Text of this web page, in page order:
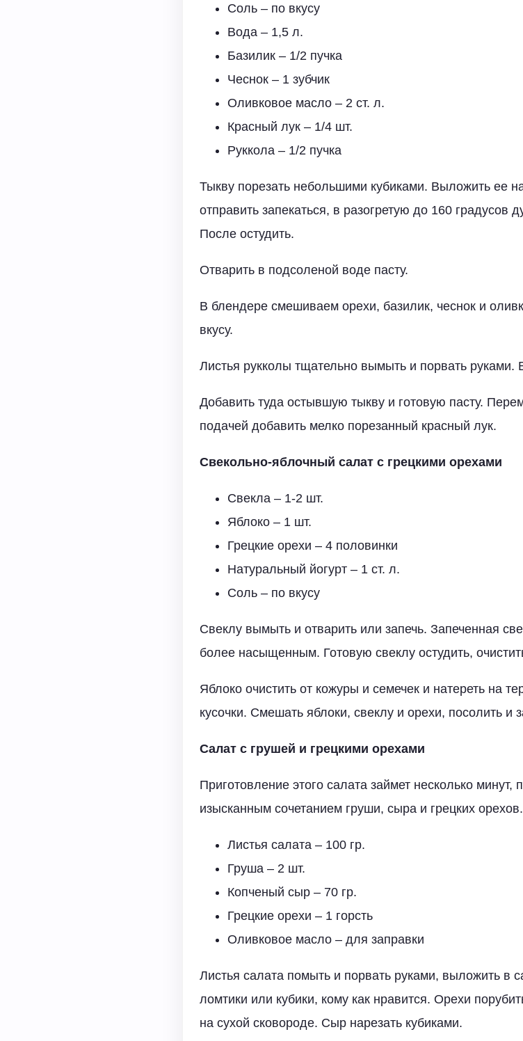
Соль – по вкусу
Вода – 1,5 л.
Базилик – 1/2 пучка
Чеснок – 1 зубчик
Оливковое масло – 2 ст. л.
Красный лук – 1/4 шт.
Руккола – 1/2 пучка
Тыкву порезать небольшими кубиками. Выложить ее
отправить запекаться, в разогретую до 160 градусов
После остудить.
Отварить в подсоленой воде пасту.
В блендере смешиваем орехи, базилик, чеснок и
вкусу.
Листья рукколы тщательно вымыть и порвать руками.
Добавить туда остывшую тыкву и готовую пасту.
подачей добавить мелко порезанный красный лук.
Свекольно-яблочный салат с грецкими орехами
Свекла – 1-2 шт.
Яблоко – 1 шт.
Грецкие орехи – 4 половинки
Натуральный йогурт – 1 ст. л.
Соль – по вкусу
Свеклу вымыть и отварить или запечь. Запеченная
более насыщенным. Готовую свеклу остудить,
Яблоко очистить от кожуры и семечек и натереть на
кусочки. Смешать яблоки, свеклу и орехи, посолить и
Салат с грушей и грецкими орехами
Приготовление этого салата займет несколько
изысканным сочетанием груши, сыра и грецких орехов.
Листья салата – 100 гр.
Груша – 2 шт.
Копченый сыр – 70 гр.
Грецкие орехи – 1 горсть
Оливковое масло – для заправки
Листья салата помыть и порвать руками, выложить в
ломтики или кубики, кому как нравится. Орехи
на сухой сковороде. Сыр нарезать кубиками.